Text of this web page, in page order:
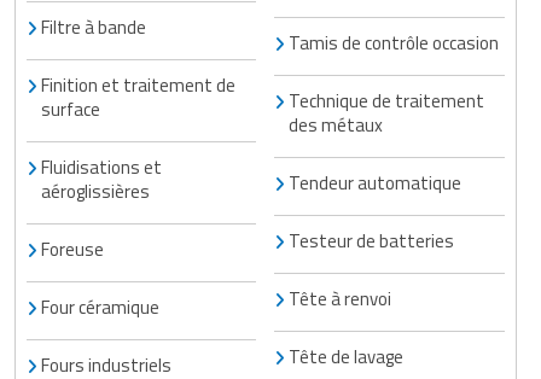
Filtre à bande
Finition et traitement de
surface
Fluidisations et
aéroglissières
Foreuse
Four céramique
Fours industriels
Tamis de contrôle occasion
Technique de traitement
des métaux
Tendeur automatique
Testeur de batteries
Tête à renvoi
Tête de lavage